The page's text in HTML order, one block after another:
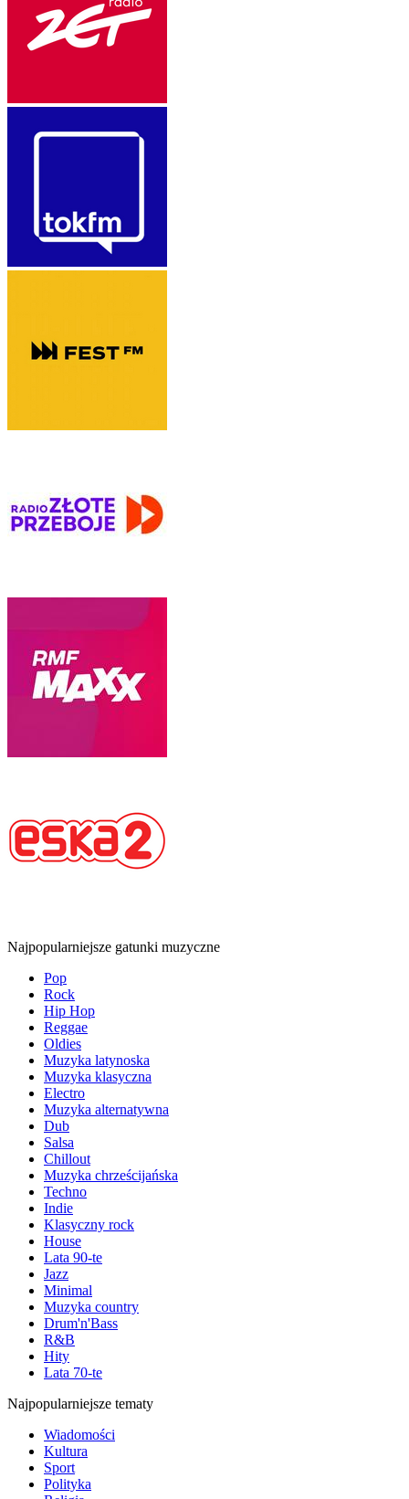
Najpopularniejsze gatunki muzyczne
Pop
Rock
Hip Hop
Reggae
Oldies
Muzyka latynoska
Muzyka klasyczna
Electro
Muzyka alternatywna
Dub
Salsa
Chillout
Muzyka chrześcijańska
Techno
Indie
Klasyczny rock
House
Lata 90-te
Jazz
Minimal
Muzyka country
Drum'n'Bass
R&B
Hity
Lata 70-te
Najpopularniejsze tematy
Wiadomości
Kultura
Sport
Polityka